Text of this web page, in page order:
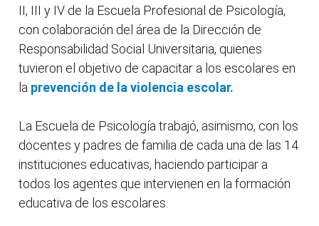
II, III y IV de la Escuela Profesional de Psicología,
con colaboración del área de la Dirección de
Responsabilidad Social Universitaria, quienes
tuvieron el objetivo de capacitar a los escolares en
la prevención de la violencia escolar.
La Escuela de Psicología trabajó, asimismo, con los
docentes y padres de familia de cada una de las 14
instituciones educativas, haciendo participar a
todos los agentes que intervienen en la formación
educativa de los escolares.